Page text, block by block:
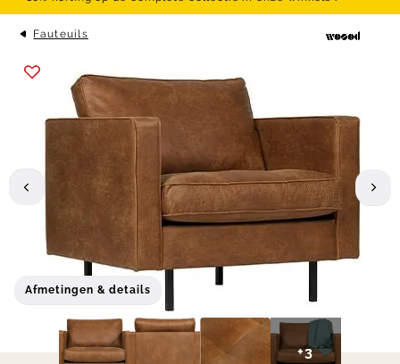
Fauteuils
Afmetingen & details
+3